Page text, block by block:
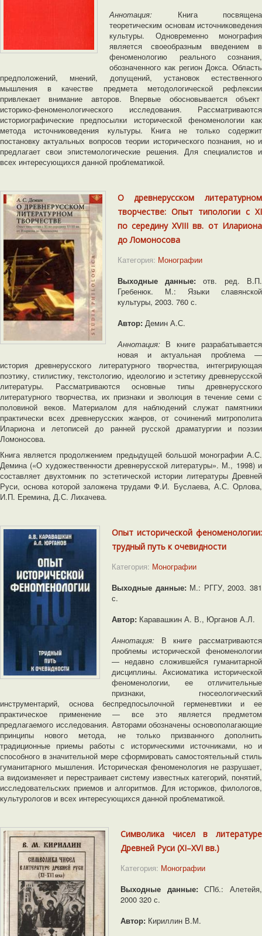
Аннотация: Книга посвящена
теоретическим основам источниковедения
культуры. Одновременно монография
является своеобразным введением в
феноменологию реального сознания,
обозначенного как регион Докса. Область
предположений, мнений, допущений, установок естественного
мышления в качестве предмета методологической рефлексии
привлекает внимание авторов. Впервые обосновывается объект
историко-феноменологического исследования. Рассматриваются
историографические предпосылки исторической феноменологии как
метода источниковедения культуры. Книга не только содержит
постановку актуальных вопросов теории исторического познания, но и
предлагает свои эпистемологические решения. Для специалистов и
всех интересующихся данной проблематикой.
О древнерусском литературном
творчестве: Опыт типологии с XI
по середину XVIII вв. от Илариона
до Ломоносова
Категория: Монографии
Выходные данные:отв. ред. В.П.
Гребенюк. М.: Языки славянской
культуры, 2003. 760 с.
Автор: Демин А.С.
Аннотация:В книге разрабатывается
новая и актуальная проблема ―
история древнерусского литературного творчества, интегрирующая
поэтику, стилистику, текстологию, идеологию и эстетику древнерусской
литературы. Рассматриваются основные типы древнерусского
литературного творчества, их признаки и эволюция в течение семи с
половиной веков. Материалом для наблюдений служат памятники
практически всех древнерусских жанров, от сочинений митрополита
Илариона и летописей до ранней русской драматургии и поэзии
Ломоносова.
Книга является продолжением предыдущей большой монографии А.С.
Демина («О художественности древнерусской литературы». М., 1998) и
составляет двухтомник по эстетической истории литературы Древней
Руси, основа которой заложена трудами Ф.И. Буслаева, А.С. Орлова,
И.П. Еремина, Д.С. Лихачева.
Опыт исторической феноменологии:
трудный путь к очевидности
Категория: Монографии
Выходные данные: М.: РГГУ, 2003. 381
с.
Автор: Каравашкин А. В., Юрганов А.Л.
Аннотация: В книге рассматриваются
проблемы исторической феноменологии
― недавно сложившейся гуманитарной
дисциплины. Аксиоматика исторической
феноменологии, ее отличительные
признаки, гносеологический
инструментарий, основа беспредпосылочной герменевтики и ее
практическое применение ― все это является предметом
предлагаемого исследования. Авторами обозначены основополагающие
принципы нового метода, не только призванного дополнить
традиционные приемы работы с историческими источниками, но и
способного в значительной мере сформировать самостоятельный стиль
гуманитарного мышления. Историческая феноменология не разрушает,
а видоизменяет и перестраивает систему известных категорий, понятий,
исследовательских приемов и алгоритмов. Для историков, филологов,
культурологов и всех интересующихся данной проблематикой.
Символика чисел в литературе
Древней Руси (XI–XVI вв.)
Категория: Монографии
Выходные данные:СПб.: Алетейя,
2000 320 с.
Автор: Кириллин В.М.